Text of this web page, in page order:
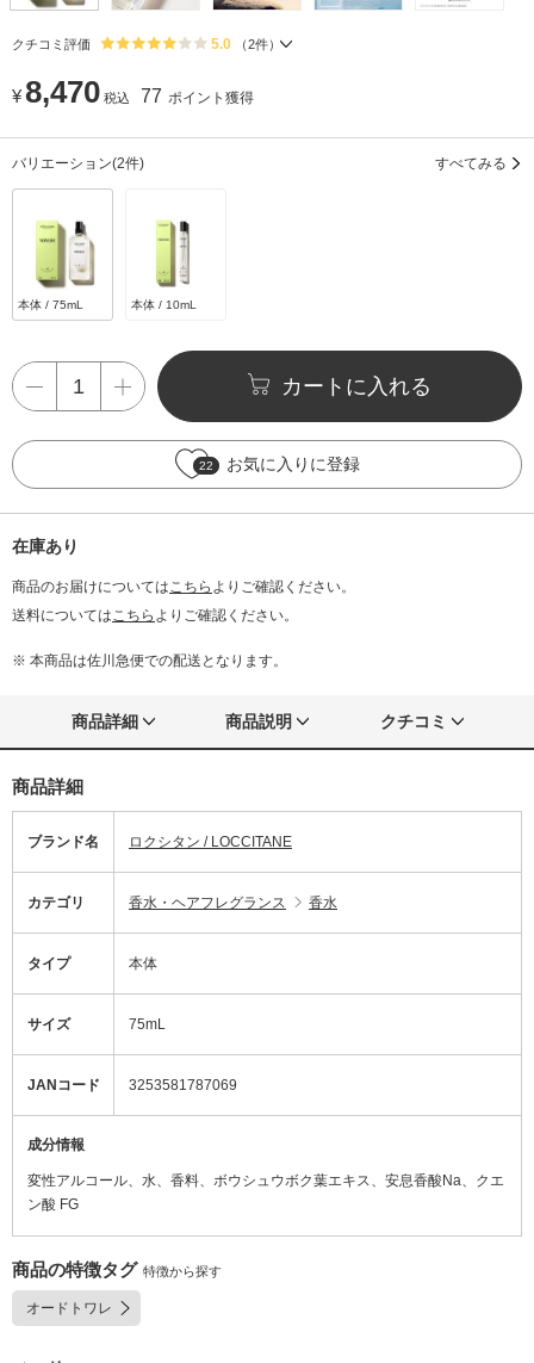
クチコミ評価 5.0 （2件）
¥8,470 税込 77 ポイント獲得
バリエーション(2件) すべてみる
本体 / 75mL 本体 / 10mL
カートに入れる
22 お気に入りに登録
在庫あり
商品のお届けについてはこちら よりご確認ください。
送料についてはこちら よりご確認ください。
※ 本商品は佐川急便での配送となります。
商品詳細 商品説明 クチコミ
商品詳細
ブランド名 ロクシタン / LOCCITANE
カテゴリ 香水・ヘアフレグランス 香水
タイプ 本体
サイズ 75mL
JANコード 3253581787069
成分情報
変性アルコール、水、香料、ボウシュウボク葉エキス、安息香酸Na、クエ
ン酸 FG
商品の特徴タグ 特徴から探す
オードトワレ